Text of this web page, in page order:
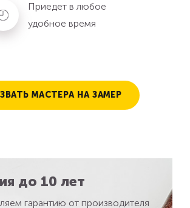
Приедет в любое
удобное время
МАСТЕРА НА ЗАМЕР
до 10 лет
гарантию от производителя